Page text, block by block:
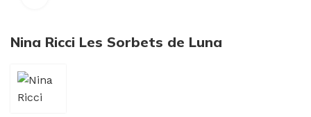
Nina Ricci Les Sorbets de Luna